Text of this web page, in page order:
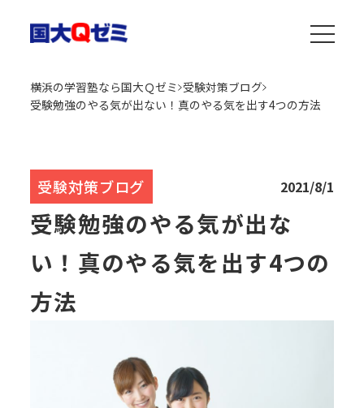
横浜の学習塾なら国大Ｑゼミ 受験対策ブログ
受験勉強のやる気が出ない！真のやる気を出す4つの方法
受験対策ブログ 2021/8/1
受験勉強のやる気が出な
い！真のやる気を出す4つの
方法